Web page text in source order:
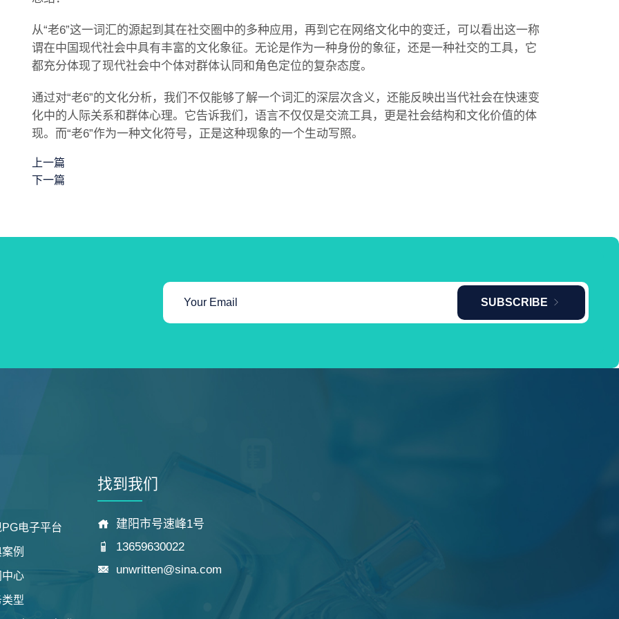
从“老6”这一词汇的源起到其在社交圈中的多种应用，再到它在网络文化中的变迁，可以看出这一称
谓在中国现代社会中具有丰富的文化象征。无论是作为一种身份的象征，还是一种社交的工具，它
都充分体现了现代社会中个体对群体认同和角色定位的复杂态度。
通过对“老6”的文化分析，我们不仅能够了解一个词汇的深层次含义，还能反映出当代社会在快速变
化中的人际关系和群体心理。它告诉我们，语言不仅仅是交流工具，更是社会结构和文化价值的体
现。而“老6”作为一种文化符号，正是这种现象的一个生动写照。
上一篇
下一篇
SUBSCRIBE
电子平台
例
心
型
找到我们
建阳市号速峰1号
13659630022
unwritten@sina.com